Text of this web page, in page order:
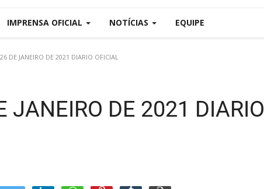
IMPRENSA OFICIAL NOTÍCIAS EQUIPE
DE JANEIRO DE 2021 DIARIO OFICIAL
JANEIRO DE 2021 DIARIO